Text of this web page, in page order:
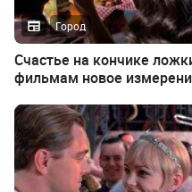
Город
Счастье на кончике
фильмам новое